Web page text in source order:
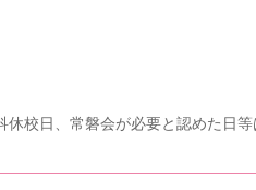
校日、常磐会が必要と認めた日等